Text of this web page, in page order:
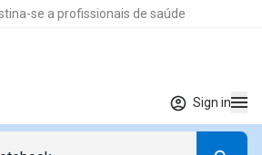
se a profissionais de saúde
Sign in